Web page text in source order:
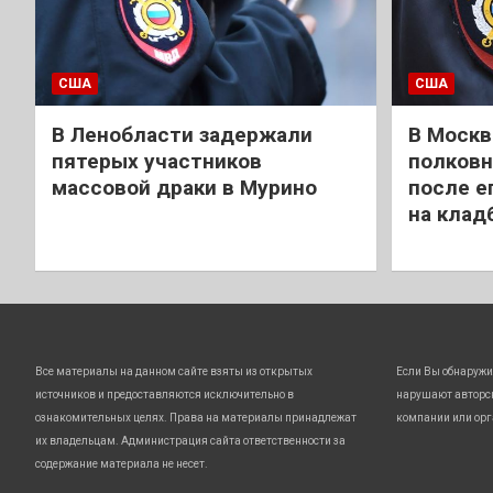
США
В Ленобласти задержали
пятерых участников
массовой драки в Мурино
США
В
после
на
Все материалы на данном сайте взяты из открытых
источников и предоставляются исключительно в
ознакомительных целях. Права на материалы принадлежат
их владельцам. Администрация сайта ответственности за
содержание материала не несет.
Если Вы
нарушают
компании или